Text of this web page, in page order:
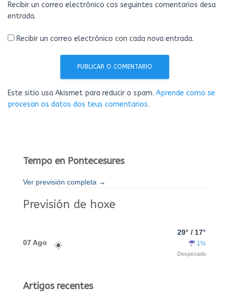
Recibir un correo electrónico cos seguintes comentarios desa
entrada.
Recibir un correo electrónico con cada nova entrada.
Este sitio usa Akismet para reducir o spam. Aprende como se
procesan os datos dos teus comentarios.
Tempo en Pontecesures
Ver previsión completa →
Previsión de hoxe
07 Ago
29° / 17°
1%
Despexado
Artigos recentes